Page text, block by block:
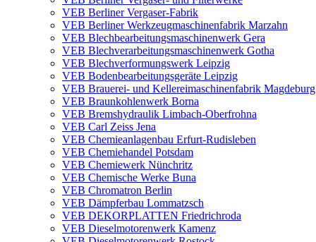
VEB Berliner Vergaser-Fabrik
VEB Berliner Werkzeugmaschinenfabrik Marzahn
VEB Blechbearbeitungsmaschinenwerk Gera
VEB Blechverarbeitungsmaschinenwerk Gotha
VEB Blechverformungswerk Leipzig
VEB Bodenbearbeitungsgeräte Leipzig
VEB Brauerei- und Kellereimaschinenfabrik Magdeburg
VEB Braunkohlenwerk Borna
VEB Bremshydraulik Limbach-Oberfrohna
VEB Carl Zeiss Jena
VEB Chemieanlagenbau Erfurt-Rudisleben
VEB Chemiehandel Potsdam
VEB Chemiewerk Nünchritz
VEB Chemische Werke Buna
VEB Chromatron Berlin
VEB Dämpferbau Lommatzsch
VEB DEKORPLATTEN Friedrichroda
VEB Dieselmotorenwerk Kamenz